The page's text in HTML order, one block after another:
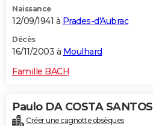
Naissance
12/09/1941 à Prades-d'Aubrac
Décès
16/11/2003 à Moulhard
Famille BACH
Paulo DA COSTA SANTOS
Créer une cagnotte obsèques